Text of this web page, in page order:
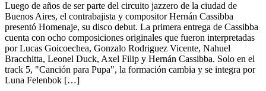
Luego de años de ser parte del circuito jazzero de la ciudad de
Buenos Aires, el contrabajista y compositor Hernán Cassibba
presentó Homenaje, su disco debut. La primera entrega de Cassibba
cuenta con ocho composiciones originales que fueron interpretadas
por Lucas Goicoechea, Gonzalo Rodriguez Vicente, Nahuel
Bracchitta, Leonel Duck, Axel Filip y Hernán Cassibba. Solo en el
track 5, "Canción para Pupa", la formación cambia y se integra por
Luna Felenbok […]